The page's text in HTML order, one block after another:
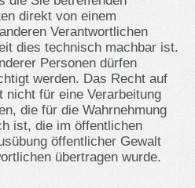
direkt von einem
Verantwortlichen
dies technisch machbar ist.
Personen dürfen
werden. Das Recht auf
nicht für eine Verarbeitung
die für die Wahrnehmung
ist, die im öffentlichen
öffentlicher Gewalt
übertragen wurde.